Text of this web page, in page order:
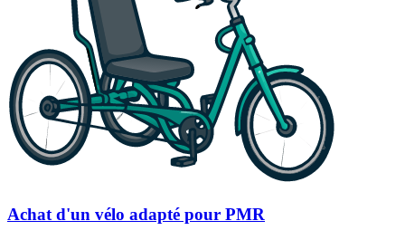
Achat d'un vélo adapté pour PMR